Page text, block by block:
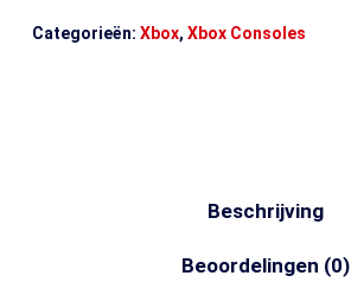
Categorieën: Xbox, Xbox Consoles
Beschrijving
Beoordelingen (0)